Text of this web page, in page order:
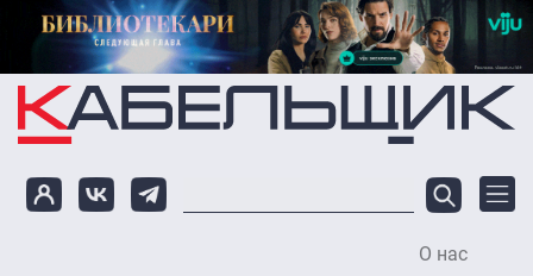
Перейти к основному содержанию
О нас